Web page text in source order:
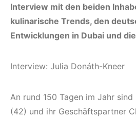
Interview mit den beiden
kulinarische Trends, den
Entwicklungen in Dubai und
Interview: Julia Donáth-Kneer
An rund 150 Tagen im Jahr
(42) und ihr Geschäftspartner